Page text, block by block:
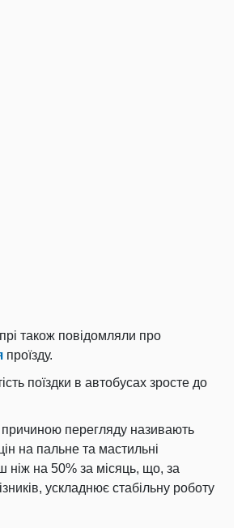
також повідомляли про
проїзду.
поїздки в автобусах зросте до
перегляду називають
на пальне та мастильні
ніж на 50% за місяць, що, за
ускладнює стабільну роботу